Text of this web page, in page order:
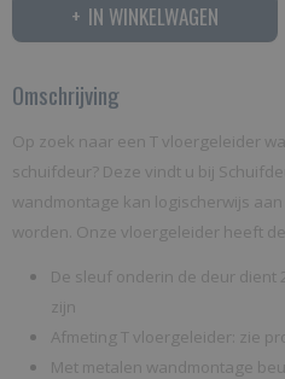
IN WINKELWAGEN
Omschrijving
Op zoek naar een T vloergeleider
schuifdeur? Deze vindt u bij
wandmontage kan logischerwijs
worden. Onze vloergeleider heeft
De sleuf onderin de deur dient
zijn
Afmeting T vloergeleider: zie
Met metalen wandmontage